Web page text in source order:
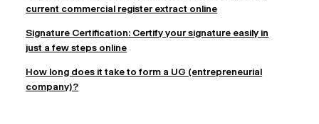
current commercial register extract online
Signature Certification: Certify your signature easily in
just a few steps online
How long does it take to form a UG (entrepreneurial
company)?